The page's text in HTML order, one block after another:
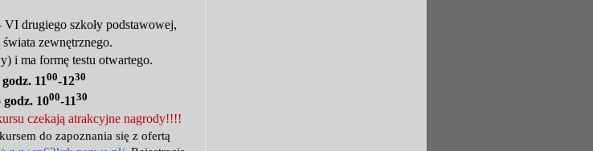
drugiego szkoły podstawowej,
zewnętrznego.
i ma formę testu otwartego.
1100-1230
1000-1130
czekają atrakcyjne nagrody!!!!
do zapoznania się z ofertą